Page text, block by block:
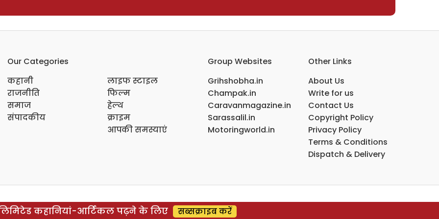
Our Categories
कहानी
राजनीति
समाज
संपादकीय
लाइफ स्टाइल
फिल्म
हेल्थ
क्राइम
आपकी समस्याएं
Group Websites
Grihshobha.in
Champak.in
Caravanmagazine.in
Sarassalil.in
Motoringworld.in
Other Links
About Us
Write for us
Contact Us
Copyright Policy
Privacy Policy
Terms & Conditions
Dispatch & Delivery
कहानियां-आर्टिकल पढ़ने के लिए सब्सक्राइब करें